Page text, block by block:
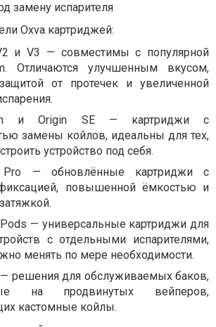
замену испарителя
Oxva картриджей:
и V3 — совместимы с популярной
Отличаются улучшенным вкусом,
от протечек и увеличенной
и Origin SE — картриджи с
замены койлов, идеальны для тех,
устройство под себя.
— обновлённые картриджи с
повышенной ёмкостью и
Pods — универсальные картриджи для
с отдельными испарителями,
менять по мере необходимости.
— решения для обслуживаемых баков,
на продвинутых вейперов,
кастомные койлы.